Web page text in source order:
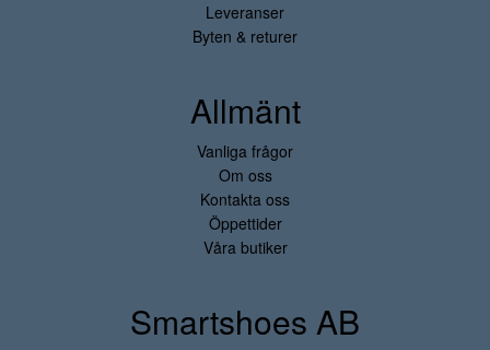
Leveranser
Byten & returer
Allmänt
Vanliga frågor
Om oss
Kontakta oss
Öppettider
Våra butiker
Smartshoes AB